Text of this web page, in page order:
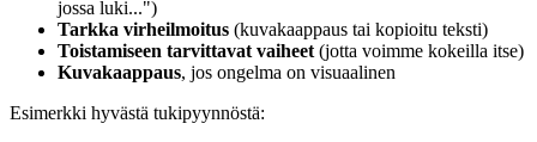
jossa luki...")
Tarkka virheilmoitus (kuvakaappaus tai kopioitu teksti)
Toistamiseen tarvittavat vaiheet (jotta voimme kokeilla itse)
Kuvakaappaus, jos ongelma on visuaalinen
Esimerkki hyvästä tukipyynnöstä: